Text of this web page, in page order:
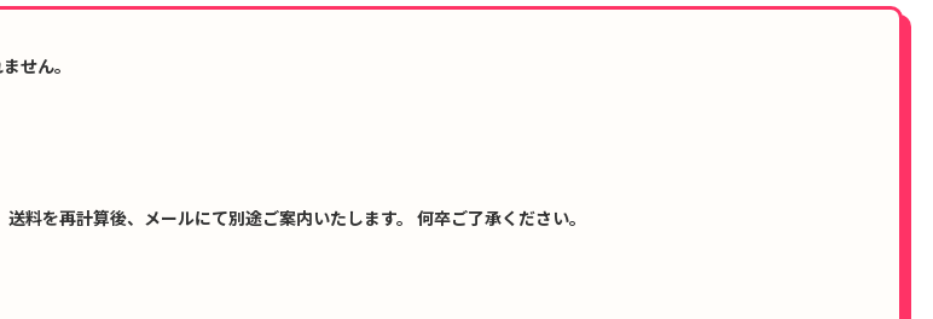
せん。
料を再計算後、メールにて別途ご案内いたします。 何卒ご了承ください。